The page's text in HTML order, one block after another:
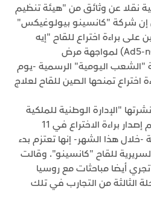
نقلا عن وثائق من "هيئة تنظيم
إن شركة "كانسينو بيولوغيكس"
براءة اختراع للقاح "إيه
دي5-إن.سي.أو.في" (Ad5-nCOV) لمواجهة مرض
"الشعب اليومية" الرسمية -يوم
تمنحها الصين للقاح لعلاج
"الإدارة الوطنية للملكية
الفكرية" بالصين قولها إنه تم إصدار براءة الاختراع في 11
هذا الشهر- إنها تعتزم بدء
للقاح "كانسينو". وقالت
أيضا مباحثات مع روسيا
الثالثة من التجارب في تلك